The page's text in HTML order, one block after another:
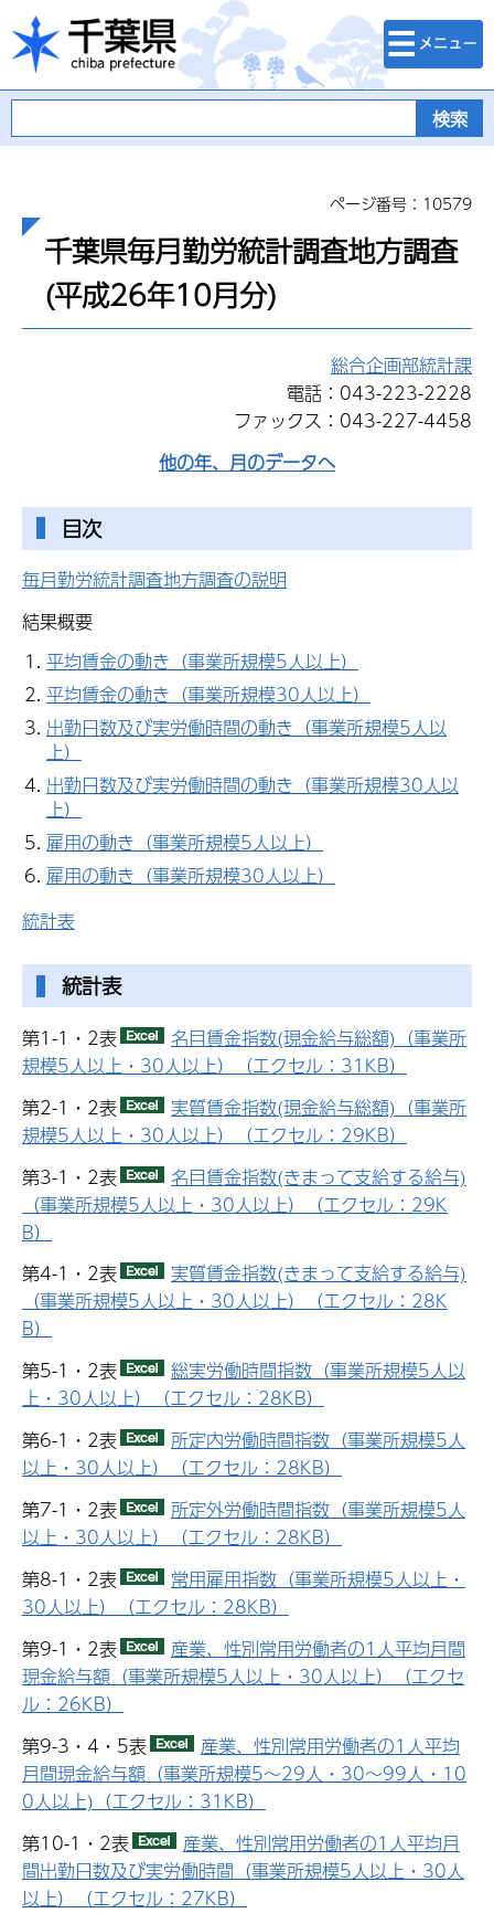
千葉県
検索・メニュ
ー
ページ番号：10579
千葉県毎月勤労統計調査地方調査
(平成26年10月分)
総合企画部統計課
電話：043-223-2228
ファックス：043-227-4458
他の年、月のデータへ
目次
毎月勤労統計調査地方調査の説明
結果概要
平均賃金の動き（事業所規模5人以上）
平均賃金の動き（事業所規模30人以上）
出勤日数及び実労働時間の動き（事業所規模5人以
上）
出勤日数及び実労働時間の動き（事業所規模30人以
上）
雇用の動き（事業所規模5人以上）
雇用の動き（事業所規模30人以上）
統計表
統計表
第1-1・2表
名目賃金指数(現金給与総額)（事業所
規模5人以上・30人以上）（エクセル：31KB）
第2-1・2表
実質賃金指数(現金給与総額)（事業所
規模5人以上・30人以上）（エクセル：29KB）
第3-1・2表
名目賃金指数(きまって支給する給与)
（事業所規模5人以上・30人以上）（エクセル：29K
B）
第4-1・2表
実質賃金指数(きまって支給する給与)
（事業所規模5人以上・30人以上）（エクセル：28K
B）
第5-1・2表
総実労働時間指数（事業所規模5人以
上・30人以上）（エクセル：28KB）
第6-1・2表
所定内労働時間指数（事業所規模5人
以上・30人以上）（エクセル：28KB）
第7-1・2表
所定外労働時間指数（事業所規模5人
以上・30人以上）（エクセル：28KB）
第8-1・2表
常用雇用指数（事業所規模5人以上・
30人以上）（エクセル：28KB）
第9-1・2表
産業、性別常用労働者の1人平均月間
現金給与額（事業所規模5人以上・30人以上）（エクセ
ル：26KB）
第9-3・4・5表
産業、性別常用労働者の1人平均
月間現金給与額（事業所規模5～29人・30～99人・10
0人以上)（エクセル：31KB）
第10-1・2表
産業、性別常用労働者の1人平均月
間出勤日数及び実労働時間（事業所規模5人以上・30人
以上）（エクセル：27KB）